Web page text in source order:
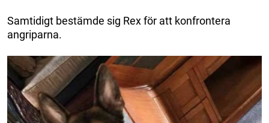
Samtidigt bestämde sig Rex för att konfrontera
angriparna.